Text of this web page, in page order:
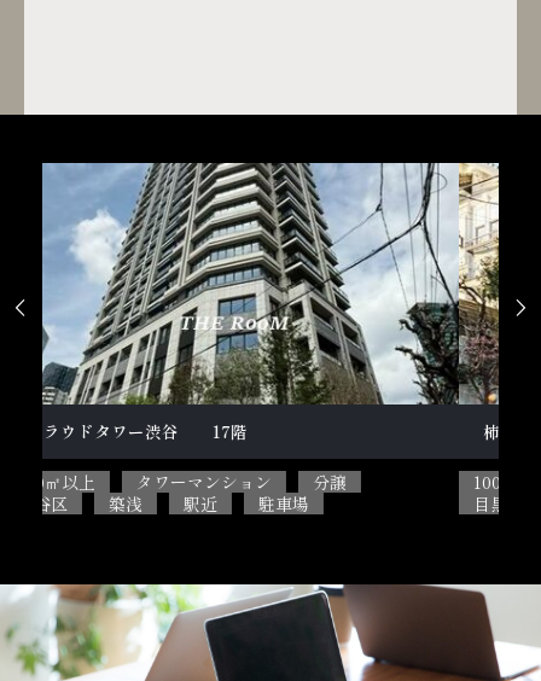
柿の木坂１丁目戸建
100㎡以上 5SLDK
ペット相談可能
目黒区
閑静な住宅街 駐車場
 